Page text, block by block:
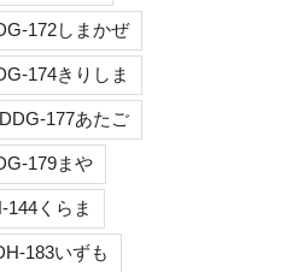
172しまかぜ
174きりしま
DDG-177あたご
179まや
144くらま
183いずも